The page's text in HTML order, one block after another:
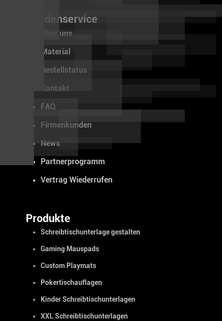
Kundenservice
Über uns
Material
Bestellstatus
Kontakt
FAQ
Firmenkunden
News
Partnerprogramm
Vertrag Wiederrufen
Produkte
Schreibtischunterlage gestalten
Gaming Mauspads
Custom Playmats
Pokertischauflagen
Kinder Schreibtischunterlagen
XXL Schreibtischunterlagen